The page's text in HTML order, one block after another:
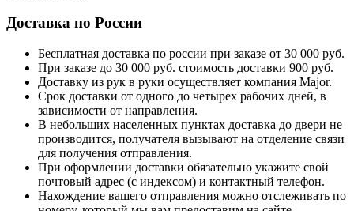
Доставка по России
Бесплатная доставка по россии при заказе от 30 000 руб.
При заказе до 30 000 руб. стоимость доставки 900 руб.
Доставку из рук в руки осуществляет компания Major.
Срок доставки от одного до четырех рабочих дней, в
зависимости от направления.
В небольших населенных пунктах доставка до двери не
производится, получателя вызывают на отделение связи
для получения отправления.
При оформлении доставки обязательно укажите свой
почтовый адрес (с индексом) и контактный телефон.
Нахождение вашего отправления можно отслеживать по